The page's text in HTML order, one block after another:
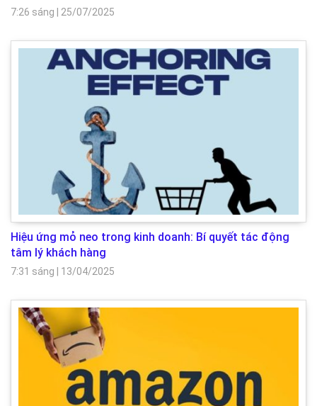
7:26 sáng 25/07/2025
Hiệu ứng mỏ neo trong kinh doanh: Bí quyết tác động
tâm lý khách hàng
7:31 sáng | 13/04/2025